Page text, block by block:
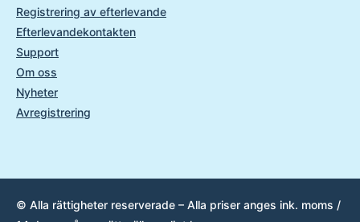
Registrering av efterlevande
Efterlevandekontakten
Support
Om oss
Nyheter
Avregistrering
© Alla rättigheter reserverade – Alla priser anges ink. moms /